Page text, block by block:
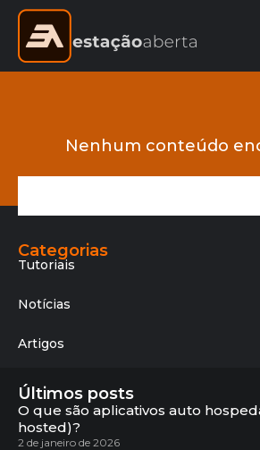
Nenhum conteúdo
Categorias
Tutoriais
Notícias
Artigos
Últimos posts
O que são aplicativos auto
hosted)?
2 de janeiro de 2026